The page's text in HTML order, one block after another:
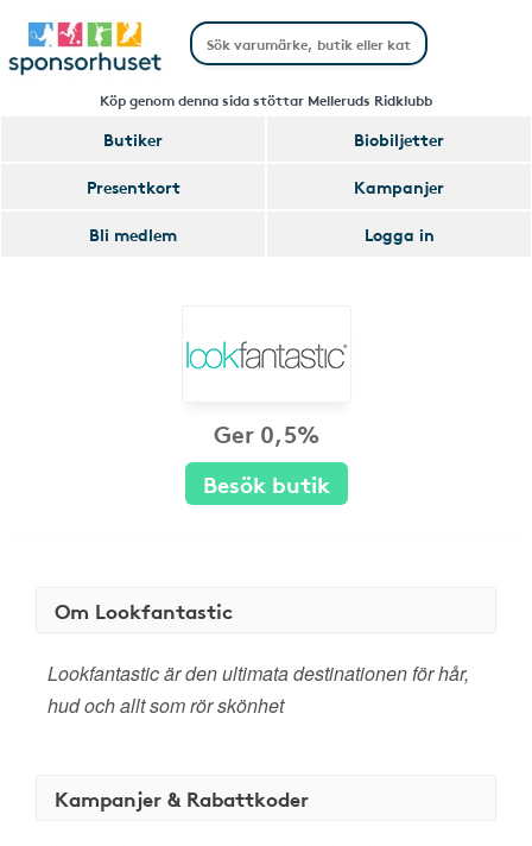
Köp genom denna sida stöttar Melleruds Ridklubb
Butiker
Biobiljetter
Presentkort
Kampanjer
Bli medlem
Logga in
Ger 0,5%
Besök butik
Om Lookfantastic
Lookfantastic är den ultimata destinationen för hår,
hud och allt som rör skönhet
Kampanjer & Rabattkoder